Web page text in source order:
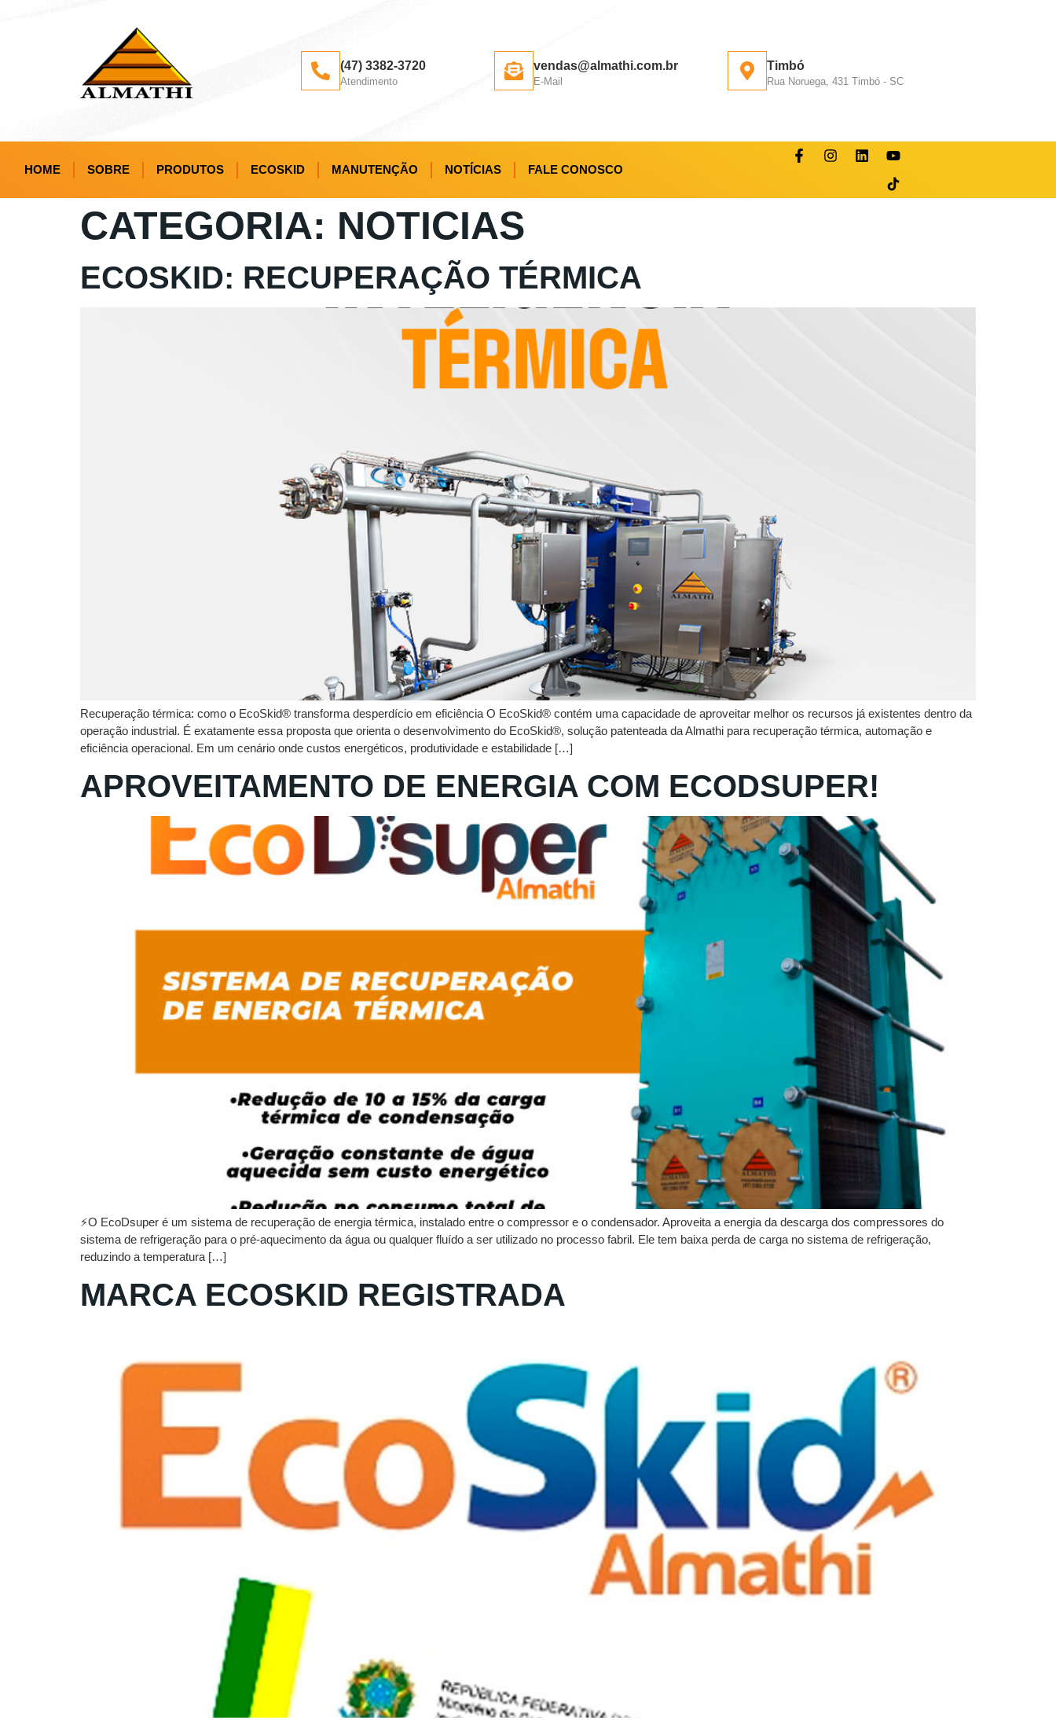
(47) 3382-3720
Atendimento
vendas@almathi.com.br
E-Mail
Timbó
Rua Noruega, 431 Timbó - SC
HOME SOBRE PRODUTOS ECOSKID MANUTENÇÃO NOTÍCIAS FALE CONOSCO
CATEGORIA: NOTICIAS
ECOSKID: RECUPERAÇÃO TÉRMICA
Recuperação térmica: como o EcoSkid®️ transforma desperdício em eficiência O EcoSkid®️ contém uma capacidade de aproveitar melhor os recursos já existentes dentro da
operação industrial. É exatamente essa proposta que orienta o desenvolvimento do EcoSkid®️, solução patenteada da Almathi para recuperação térmica, automação e
eficiência operacional. Em um cenário onde custos energéticos, produtividade e estabilidade […]
APROVEITAMENTO DE ENERGIA COM ECODSUPER!
⚡O EcoDsuper é um sistema de recuperação de energia térmica, instalado entre o compressor e o condensador. Aproveita a energia da descarga dos compressores do
sistema de refrigeração para o pré-aquecimento da água ou qualquer fluído a ser utilizado no processo fabril. Ele tem baixa perda de carga no sistema de refrigeração,
reduzindo a temperatura […]
MARCA ECOSKID REGISTRADA